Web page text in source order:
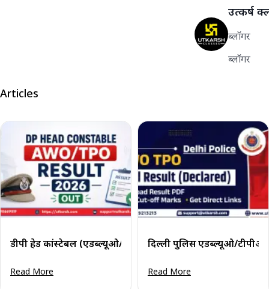
उत्कर्ष
ब्लॉगर
ब्लॉगर
Articles
डीपी हेड कांस्टेबल (एडब्ल्यूओ/टीपीओ) परिणाम 2026: मेरिट
Read More
दिल्ली पुलिस एडब्ल्यूओ/टीपीओ
Read More